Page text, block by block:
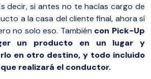
decir, si antes no te hacías cargo de
a la casa del cliente final, ahora sí
no solo eso. También con Pick-Up
un producto en un lugar y
en otro destino, y todo incluido
realizará el conductor.